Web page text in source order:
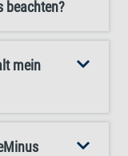
beachten?
mein